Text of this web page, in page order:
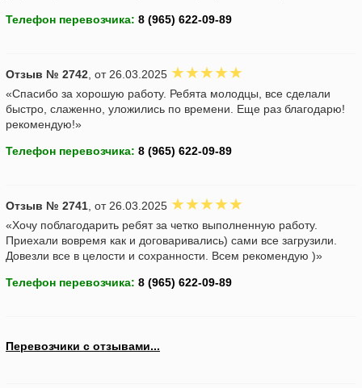
Телефон перевозчика:
Отзыв № 2742 , от 26.03.2025
«Спасибо за хорошую работу. Ребята молодцы, все сделали
быстро, слаженно, уложились по времени. Еще раз благодарю!
рекомендую!»
Телефон перевозчика:
Отзыв № 2741 , от 26.03.2025
«Хочу поблагодарить ребят за четко выполненную работу.
Приехали вовремя как и договаривались) сами все загрузили.
Довезли все в целости и сохранности. Всем рекомендую )»
Телефон перевозчика:
Перевозчики с отзывами...